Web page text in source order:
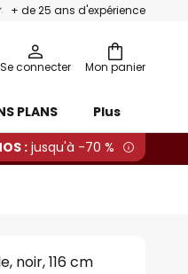
+ de 25 ans d'expérience
Mon panier
Se connecter
PLANS Plus
: jusqu'à -70 %
noir, 116 cm